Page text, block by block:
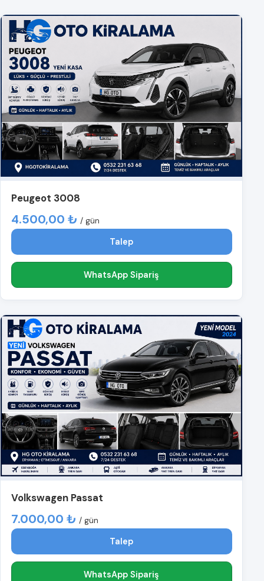
Peugeot 3008
4.500,00 ₺ / gün
Talep
WhatsApp Sipariş
Volkswagen Passat
7.000,00 ₺ / gün
Talep
WhatsApp Sipariş